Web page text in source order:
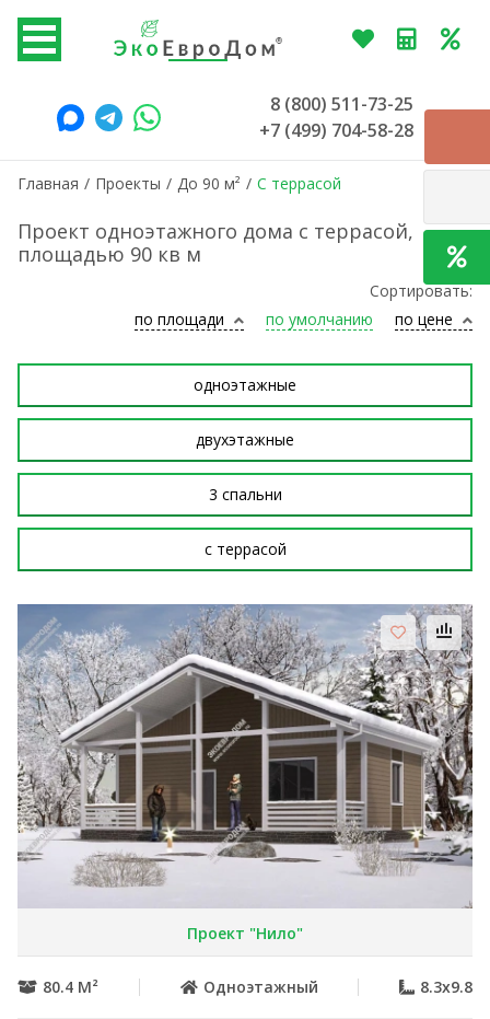
8 (800) 511-73-25
+7 (499) 704-58-28
Главная / Проекты / До 90 м² / С террасой
Проект одноэтажного дома с террасой,
площадью 90 кв м
Сортировать:
по умолчанию
по площади по цене
одноэтажные
двухэтажные
3 спальни
с террасой
Проект "Нило"
80.4 М² Одноэтажный 8.3x9.8